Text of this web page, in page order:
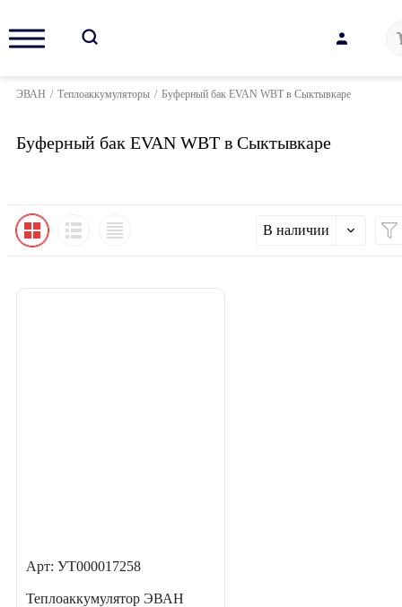
ЭВАН / Теплоаккумуляторы / Буферный бак EVAN WBT в Сыктывкаре
Буферный бак EVAN WBT в Сыктывкаре
В наличии
Арт: УТ000017258
Теплоаккумулятор ЭВАН